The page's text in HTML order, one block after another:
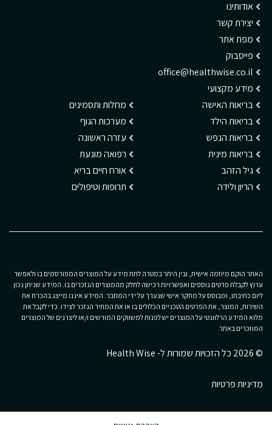
אודותינו
יצירת קשר
מפת אתר
פייסבוק
office@healthwise.co.il
מידע מקצועי
בריאות האישה
בריאות הילד
בריאות הנפש
בריאות מינית
גיל הזהב
הריון ולידה
מחלות ותסמינים
מערכות הגוף
עזרה ראשונה
רפואה מונעת
אורח חיים בריא
תרופות וטיפולים
האתר הוקם מיוזמה אישית, ובין היתר במטרה לתת מידע על המוצרים המפורסמים בו ולאפשר
ערוץ לקבלת פרטים נוספים ואפשרויות רכישה לחלק מהמוצרים הנזכרים בו. המידע שניתן נכון
ליום כתיבתו, ומבוסס על מחקר אישי שנערך על ידי המחבר. המידע איננו מייצג בהכרח את
השירות, המוצר, את הפרטים הטכניים הכלולים בו או את המחיר הנזכר לצידו. כדי לקבל את
מלוא המידע הרלוונטי על המוצרים יש לפנות למשווקים המורשים ו/או ליצרנים של המוצרים
המוזכרים באתר.
© 2026 כל הזכויות שמורות ל- Health Wise
מדיניות פרטיות